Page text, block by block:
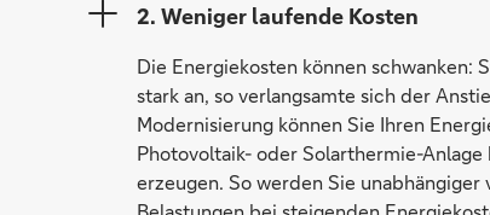
2. Weniger laufende Kosten
Die Energiekosten können schwanken:
stark an, so verlangsamte sich der
Modernisierung können Sie Ihren
Photovoltaik- oder Solarthermie-
erzeugen. So werden Sie